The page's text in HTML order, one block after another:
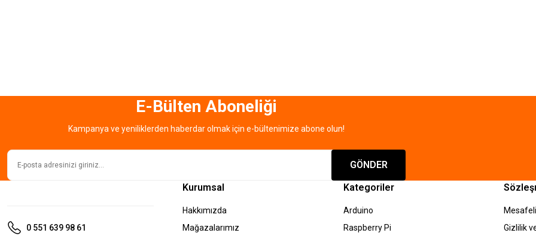
E-Bülten Aboneliği
Kampanya ve yeniliklerden haberdar olmak için e-bültenimize abone olun!
GÖNDER
0 551 639 98 61
Kurumsal
Hakkımızda
Mağazalarımız
Kategoriler
Arduino
Raspberry Pi
Gizlilik